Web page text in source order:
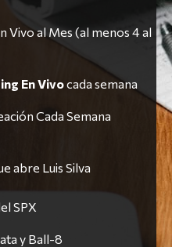
Vivo al Mes (al menos 4 al
En Vivocada semana
Cada Semana
abre Luis Silva
SPX
y Ball-8